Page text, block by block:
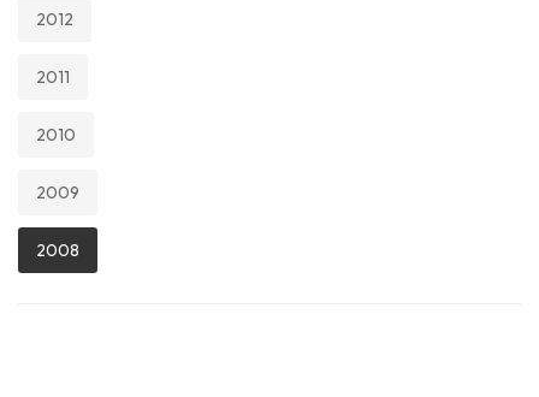
2012
2011
2010
2009
2008